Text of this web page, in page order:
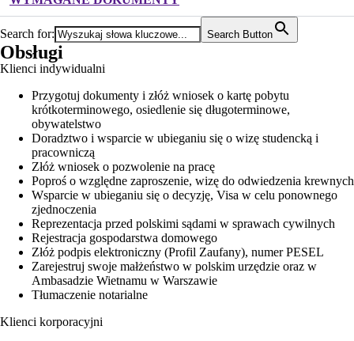
Search for: Search Button
Obsługi
Klienci indywidualni
Przygotuj dokumenty i złóż wniosek o kartę pobytu
krótkoterminowego, osiedlenie się długoterminowe,
obywatelstwo
Doradztwo i wsparcie w ubieganiu się o wizę studencką i
pracowniczą
Złóż wniosek o pozwolenie na pracę
Poproś o względne zaproszenie, wizę do odwiedzenia krewnych
Wsparcie w ubieganiu się o decyzję, Visa w celu ponownego
zjednoczenia
Reprezentacja przed polskimi sądami w sprawach cywilnych
Rejestracja gospodarstwa domowego
Złóż podpis elektroniczny (Profil Zaufany), numer PESEL
Zarejestruj swoje małżeństwo w polskim urzędzie oraz w
Ambasadzie Wietnamu w Warszawie
Tłumaczenie notarialne
Klienci korporacyjni